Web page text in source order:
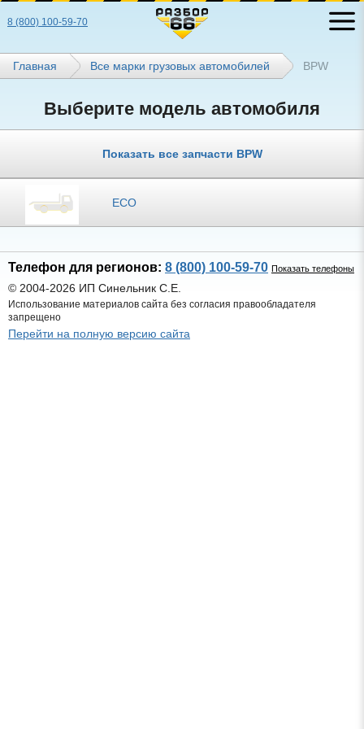
8 (800) 100-59-70
Главная Все марки грузовых автомобилей BPW
Выберите модель автомобиля
Показать все запчасти BPW
ECO
Телефон для регионов: 8 (800) 100-59-70 Показать телефоны
© 2004-2026 ИП Синельник С.Е.
Использование материалов сайта без согласия правообладателя
запрещено
Перейти на полную версию сайта